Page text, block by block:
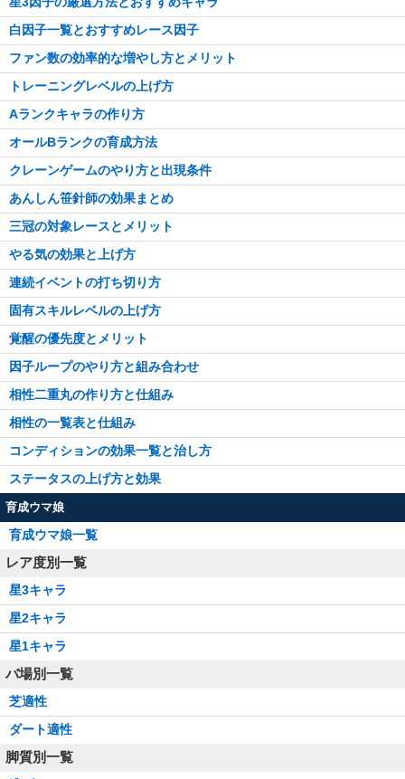
白因子一覧とおすすめレース因子
ファン数の効率的な増やし方とメリット
トレーニングレベルの上げ方
Aランクキャラの作り方
オールBランクの育成方法
クレーンゲームのやり方と出現条件
あんしん笹針師の効果まとめ
三冠の対象レースとメリット
やる気の効果と上げ方
連続イベントの打ち切り方
固有スキルレベルの上げ方
覚醒の優先度とメリット
因子ループのやり方と組み合わせ
相性二重丸の作り方と仕組み
相性の一覧表と仕組み
コンディションの効果一覧と治し方
ステータスの上げ方と効果
育成ウマ娘
育成ウマ娘一覧
レア度別一覧
星3キャラ
星2キャラ
星1キャラ
バ場別一覧
芝適性
ダート適性
脚質別一覧